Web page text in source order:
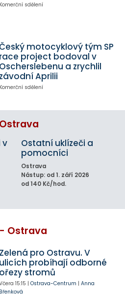
Komerční sdělení
motocyklový tým SP
race project bodoval v
Oscherslebenu a zrychlil
závodní Aprilii
Komerční sdělení
v
Ostatní uklízeči a
pomocníci
Ostrava
Nástup: od 1. září 2026
od 140 Kč/hod.
Ostrava
Zelená pro Ostravu. V
ulicích probíhají odborné
ořezy stromů
15:15 | Ostrava-Centrum | Anna
Břenková